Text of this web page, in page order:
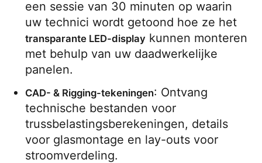
een sessie van 30 minuten op waarin
transparante LED-display kunnen monteren
met behulp van uw daadwerkelijke
panelen.
CAD- & Rigging-tekeningen: Ontvang
technische bestanden voor
trussbelastingsberekeningen, details
voor glasmontage en lay-outs voor
stroomverdeling.